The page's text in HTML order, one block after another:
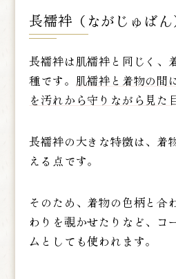
長襦袢（ながじゅばん
長襦袢は肌襦袢と同じく、
種です。 肌襦袢と着物の間
を汚れから守りながら見た
長襦袢の大きな特徴は、着
える点です。
そのため、着物の色柄と合
わりを覗かせたりなど、コ
ムとしても使われます。